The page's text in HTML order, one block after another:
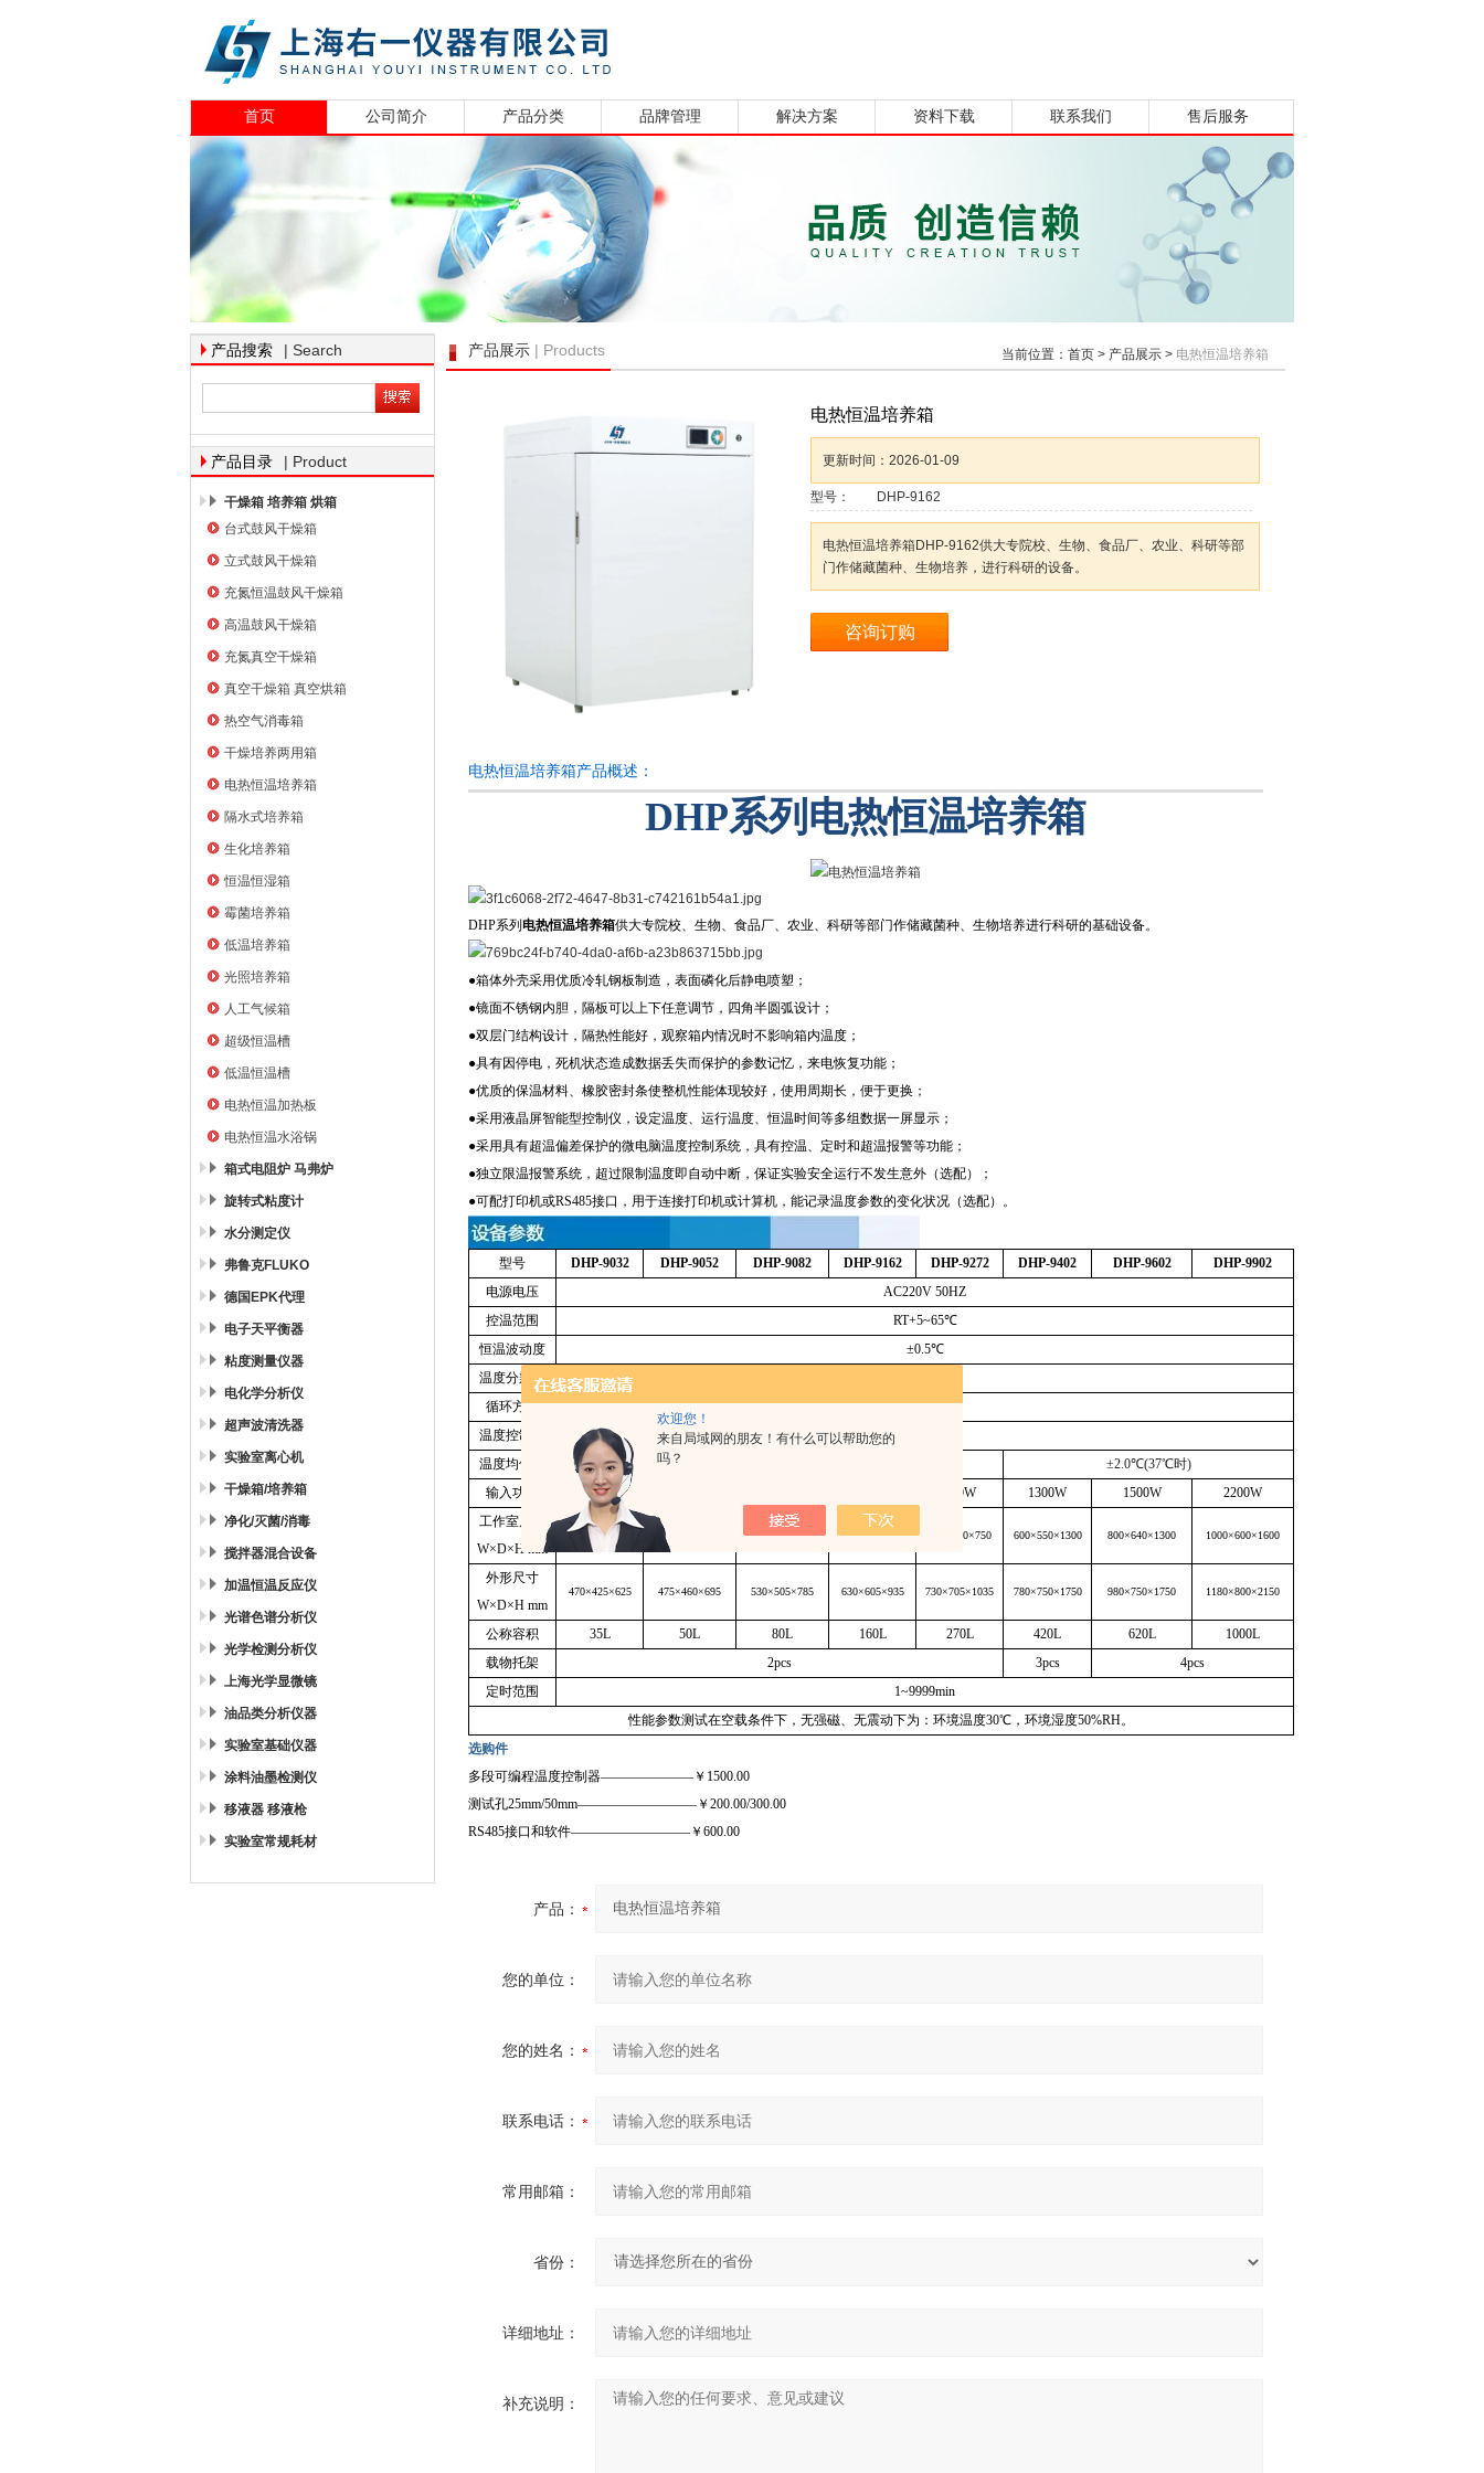
欢迎您！
来自局域网的朋友！有什么可以帮助您的
吗？
上海右一仪器有限公司
首页 公司简介 产品分类 品牌管理 解决方案 资料下载 联系我们 售后服务
产品搜索 | Search
产品目录 | Product
干燥箱 培养箱 烘箱
台式鼓风干燥箱
立式鼓风干燥箱
充氮恒温鼓风干燥箱
高温鼓风干燥箱
充氮真空干燥箱
真空干燥箱 真空烘箱
热空气消毒箱
干燥培养两用箱
电热恒温培养箱
隔水式培养箱
生化培养箱
恒温恒湿箱
霉菌培养箱
低温培养箱
光照培养箱
人工气候箱
超级恒温槽
低温恒温槽
电热恒温加热板
电热恒温水浴锅
箱式电阻炉 马弗炉
旋转式粘度计
水分测定仪
弗鲁克FLUKO
德国EPK代理
电子天平衡器
粘度测量仪器
电化学分析仪
超声波清洗器
实验室离心机
干燥箱/培养箱
净化/灭菌/消毒
搅拌器混合设备
加温恒温反应仪
光谱色谱分析仪
光学检测分析仪
上海光学显微镜
油品类分析仪器
实验室基础仪器
涂料油墨检测仪
移液器 移液枪
实验室常规耗材
产品展示 | Products 当前位置： 首页 > 产品展示 > 电热恒温培养箱
电热恒温培养箱
更新时间： 2026-01-09
型号： DHP-9162
电热恒温培养箱DHP-9162供大专院校、生物、食品厂、农业、科研等部
门作储藏菌种、生物培养，进行科研的设备。
咨询订购
电热恒温培养箱产品概述：
DHP系列 电热恒温培养箱
DHP系列 电热恒温培养箱供大专院校、生物、食品厂、农业、科研等部门作储藏菌种、生物培养进行科研的基础设备。
●箱体外壳采用优质冷轧钢板制造，表面磷化后静电喷塑；
●镜面不锈钢内胆，隔板可以上下任意调节，四角半圆弧设计；
●双层门结构设计，隔热性能好，观察箱内情况时不影响箱内温度；
●具有因停电，死机状态造成数据丢失而保护的参数记忆，来电恢复功能；
●优质的保温材料、橡胶密封条使整机性能体现较好，使用周期长，便于更换；
●采用液晶屏智能型控制仪，设定温度、运行温度、恒温时间等多组数据一屏显示；
●采用具有超温偏差保护的微电脑温度控制系统，具有控温、定时和超温报警等功能；
●独立限温报警系统，超过限制温度即自动中断，保证实验安全运行不发生意外（选配）；
●可配打印机或RS485接口，用于连接打印机或计算机，能记录温度参数的变化状况（选配）。
型号 DHP-9032 DHP-9052 DHP-9082 DHP-9162 DHP-9272 DHP-9402 DHP-9602
DHP-9902
电源电压
AC220V 50HZ
控温范围
RT+5~65℃
恒温波动度
±0.5℃
温度分辨率
循环方式
强制对流
温度控制器
5.7
温度均匀度
±2.0℃(37℃时)
输入功率
200W 700W 1300W 1500W
2200W
工作室尺寸
W×D×H mm
340×320×320 345×355×410 400×400×500 500×500×650 600×600×750 600×550×1300 800×640×1300 1000×600×1600
外形尺寸
W×D×H mm
470×425×625 475×460×695 530×505×785 630×605×935 730×705×1035 780×750×1750 980×750×1750 1180×800×2150
公称容积 35L 50L 80L 160L 270L 420L 620L
1000L
载物托架
2pcs 3pcs
4pcs
定时范围
1~9999min
性能参数测试在空载条件下，无强磁、无震动下为：环境温度30℃，环境湿度50%RH。
选购件
多段可编程温度控制器———————￥ 1500.00
测试孔25mm/50mm—————————￥ 200.00/300.00
RS485接口和软件—————————￥ 600.00
产品：
您的单位：
您的姓名：
联系电话：
常用邮箱：
省份：
详细地址：
补充说明：